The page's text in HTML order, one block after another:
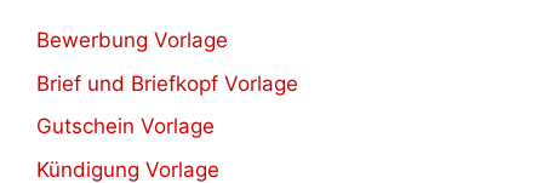
Bewerbung Vorlage
Brief und Briefkopf Vorlage
Gutschein Vorlage
Kündigung Vorlage